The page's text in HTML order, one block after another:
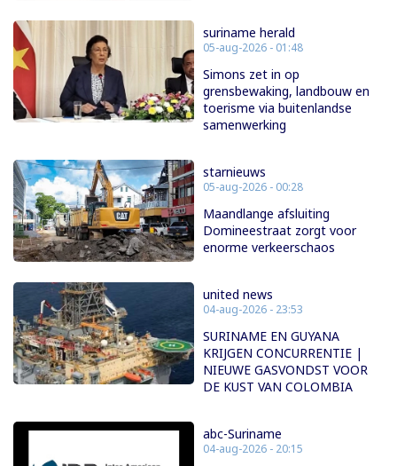
suriname herald
05-aug-2026 - 01:48
Simons zet in op
grensbewaking, landbouw en
toerisme via buitenlandse
samenwerking
starnieuws
05-aug-2026 - 00:28
Maandlange afsluiting
Domineestraat zorgt voor
enorme verkeerschaos
united news
04-aug-2026 - 23:53
SURINAME EN GUYANA
KRIJGEN CONCURRENTIE |
NIEUWE GASVONDST VOOR
DE KUST VAN COLOMBIA
abc-Suriname
04-aug-2026 - 20:15